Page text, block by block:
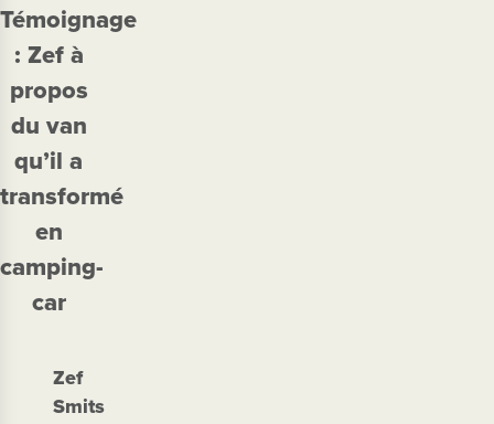
Témoignage
: Zef à
propos
du van
qu’il a
transformé
en
camping-
car
Zef
Smits